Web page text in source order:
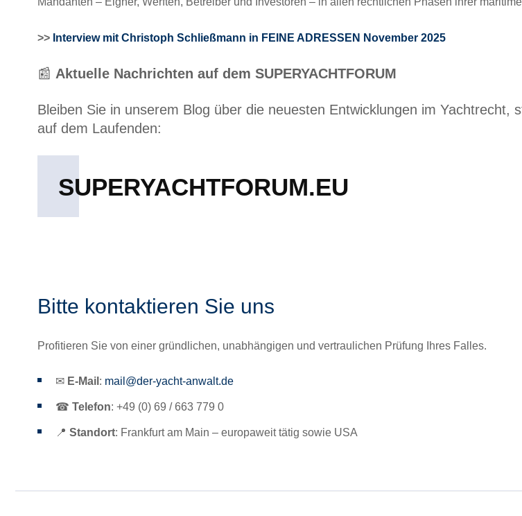
>> Interview mit Christoph Schließmann in FEINE ADRESSEN November 2025
📰 Aktuelle Nachrichten auf dem SUPERYACHTFORUM
Bleiben Sie in unserem Blog über die neuesten Entwicklungen im Yachtrecht,
auf dem Laufenden:
SUPERYACHTFORUM.EU
Bitte kontaktieren Sie uns
Profitieren Sie von einer gründlichen, unabhängigen und vertraulichen Prüfung Ihres Falles.
✉ E-Mail : mail@der-yacht-anwalt.de
☎ Telefon: +49 (0) 69 / 663 779 0
📍 Standort: Frankfurt am Main – europaweit tätig sowie USA